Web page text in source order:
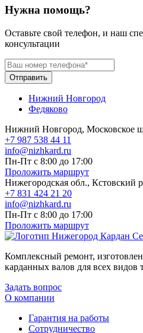
Нужна помощь?
Оставьте свой телефон, и наш
консультации
Отправить
Нижний Новгород
Федяково
Нижний Новгород, Московское
+7 987 538 44 11
info@nizhkard.ru
Пн-Пт с 8:00 до 17:00
Проложить маршрут
Нижегородская обл., Кстовский
+7 831 424 21 20
info@nizhkard.ru
Пн-Пт с 8:00 до 17:00
Проложить маршрут
Комплексный ремонт,
карданных валов для всех видов
Задать вопрос
О компании
Гарантия на работы
Сотрудничество